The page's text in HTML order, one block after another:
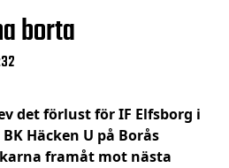
borta
det förlust för IF Elfsborg i
Häcken U på Borås
framåt mot nästa